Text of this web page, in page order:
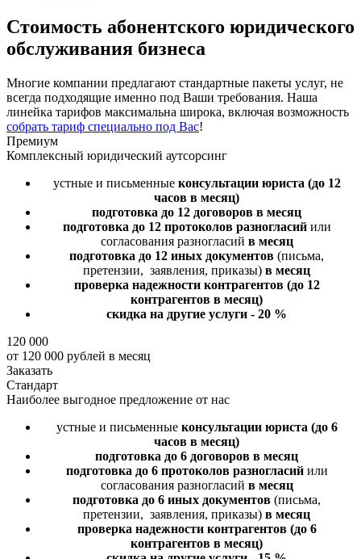
Стоимость абонентского юридического
обслуживания бизнеса
Многие компании предлагают стандартные пакеты услуг, не
всегда подходящие именно под Ваши требования. Наша
линейка тарифов максимальна широка, включая возможность
собрать тариф специально под Вас!
Премиум
Комплексный юридический аутсорсинг
устные и письменные консультации юриста (до 12
часов в месяц)
подготовка до 12 договоров в месяц
подготовка до 12 протоколов разногласийили
согласования разногласий в месяц
подготовка до 12 иных документов (письма,
претензии, заявления, приказы) в месяц
проверка надежности контрагентов (до 12
контрагентов в месяц)
скидка на другие услуги - 20 %
120 000
от 120 000 рублей в месяц
Заказать
Стандарт
Наиболее выгодное предложение от нас
устные и письменные консультации юриста (до 6
часов в месяц)
подготовка до 6 договоров в месяц
подготовка до 6 протоколов разногласийили
согласования разногласий в месяц
подготовка до 6 иных документов (письма,
претензии, заявления, приказы) в месяц
проверка надежности контрагентов (до 6
контрагентов в месяц)